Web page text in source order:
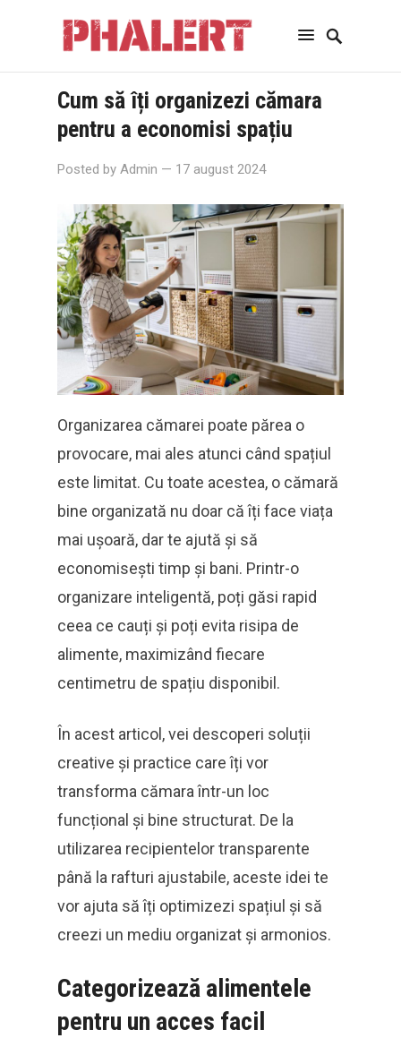
Cum să îți organizezi cămara
pentru a economisi spațiu
Posted by Admin — 17 august 2024
Organizarea cămarei poate părea o
provocare, mai ales atunci când spațiul
este limitat. Cu toate acestea, o cămară
bine organizată nu doar că îți face viața
mai ușoară, dar te ajută și să
economisești timp și bani. Printr-o
organizare inteligentă, poți găsi rapid
ceea ce cauți și poți evita risipa de
alimente, maximizând fiecare
centimetru de spațiu disponibil.
În acest articol, vei descoperi soluții
creative și practice care îți vor
transforma cămara într-un loc
funcțional și bine structurat. De la
utilizarea recipientelor transparente
până la rafturi ajustabile, aceste idei te
vor ajuta să îți optimizezi spațiul și să
creezi un mediu organizat și armonios.
Categorizează alimentele
pentru un acces facil